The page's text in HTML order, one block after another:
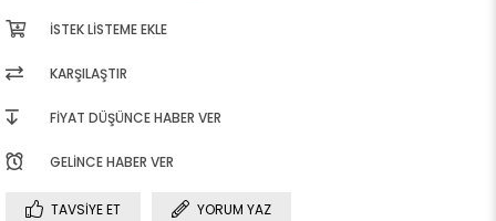
İSTEK LISTEME EKLE
KARŞILAŞTIR
FIYAT DÜŞÜNCE HABER VER
GELINCE HABER VER
TAVSIYE ET
YORUM YAZ